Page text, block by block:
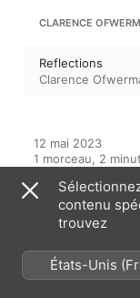
CLARENCE
Reflections
Clarence
12 mai 2023
1 morceau, 2
contenu
trouvez
États-Unis
France)